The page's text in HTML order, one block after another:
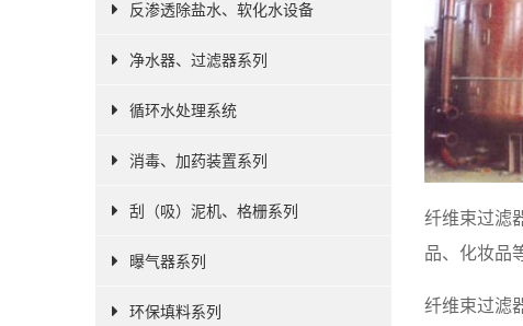
反渗透除盐水、软化水设备
净水器、过滤器系列
循环水处理系统
消毒、加药装置系列
刮（吸）泥机、格栅系列
曝气器系列
环保填料系列
纤维束过滤
品、化妆品
纤维束过滤